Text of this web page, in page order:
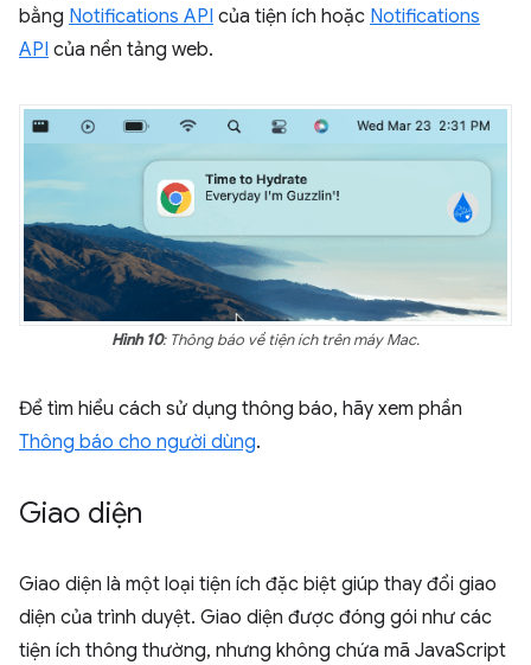
bằng Notifications API của tiện ích hoặc Notifications
API của nền tảng web.
Hình 10: Thông báo về tiện ích trên máy Mac.
Để tìm hiểu cách sử dụng thông báo, hãy xem phần
Thông báo cho người dùng.
Giao diện
Giao diện là một loại tiện ích đặc biệt giúp thay đổi giao
diện của trình duyệt. Giao diện được đóng gói như các
tiện ích thông thường, nhưng không chứa mã JavaScript